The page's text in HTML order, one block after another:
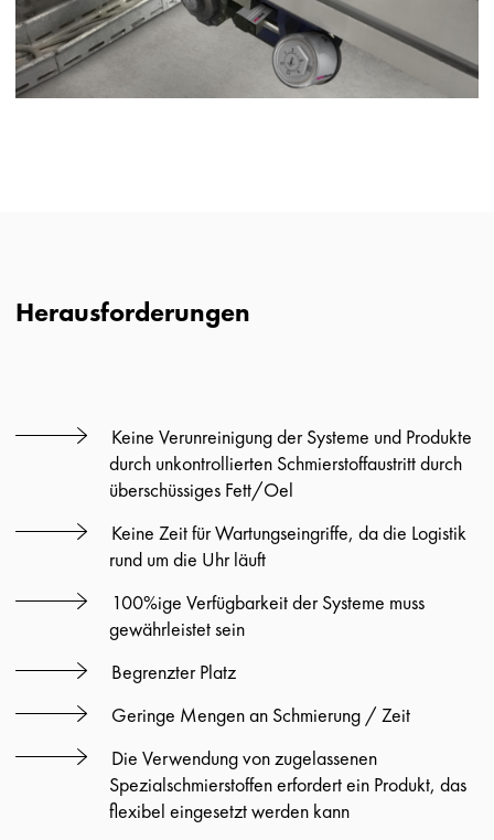
Herausforderungen
Keine Verunreinigung der Systeme und Produkte
durch unkontrollierten Schmierstoffaustritt durch
überschüssiges Fett/Oel
Keine Zeit für Wartungseingriffe, da die Logistik
rund um die Uhr läuft
100%ige Verfügbarkeit der Systeme muss
gewährleistet sein
Begrenzter Platz
Geringe Mengen an Schmierung / Zeit
Die Verwendung von zugelassenen
Spezialschmierstoffen erfordert ein Produkt, das
flexibel eingesetzt werden kann